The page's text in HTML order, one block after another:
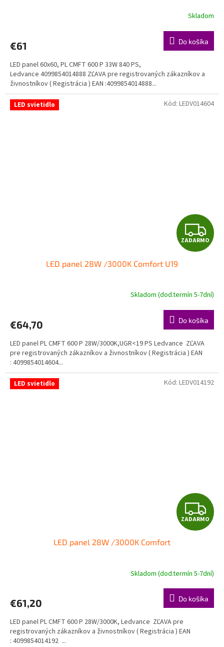
R
M
O
Skladom
€61 Do košíka
LED panel 60x60, PL CMFT 600 P 33W 840 PS,
Ledvance 4099854014888 ZĽAVA pre registrovaných zákazníkov a
živnostníkov ( Registrácia ) EAN :4099854014888...
LED svietidlo
Z
A
A
R
M
ZADARMO
LED panel 28W /3000K Comfort U19
Skladom (dod.termín 5-7dní)
€64,70 Do košíka
LED panel PL CMFT 600 P 28W/3000K,UGR<19 PS Ledvance ZĽAVA
pre registrovaných zákazníkov a živnostníkov ( Registrácia ) EAN
: 4099854014604...
Kód: LEDV014604
LED svietidlo
Z
A
A
R
M
ZADARMO
LED panel 28W /3000K Comfort
Skladom (dod.termín 5-7dní)
€61,20 Do košíka
LED panel PL CMFT 600 P 28W/3000K, Ledvance ZĽAVA pre
registrovaných zákazníkov a živnostníkov ( Registrácia ) EAN
: 4099854014192 ...
Kód: LEDV014192